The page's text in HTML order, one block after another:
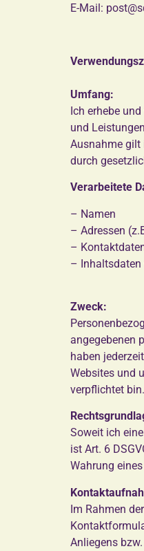
E-Mail:
Umfang:
Ich erhebe
und
Ausnahme gilt
durch
Verarbeitete
– Namen
– Adressen
–
– Inhaltsdaten
Zweck:
angegebenen
haben
Websites und
verpflichtet bin.
Soweit ich
ist Art. 6
Wahrung
Im Rahmen
Anliegens